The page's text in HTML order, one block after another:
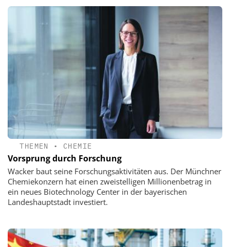
THEMEN • CHEMIE
Vorsprung durch Forschung
Wacker baut seine Forschungsaktivitäten aus. Der Münchner
Chemiekonzern hat einen zweistelligen Millionenbetrag in
ein neues Biotechnology Center in der bayerischen
Landeshauptstadt investiert.